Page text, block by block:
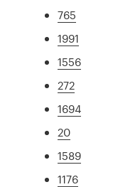
765
1991
1556
272
1694
20
1589
1176